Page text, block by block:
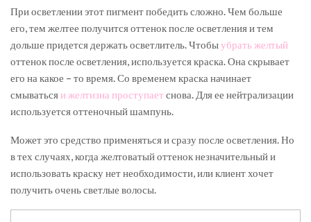
При осветлении этот пигмент победить сложно. Чем больше
его, тем желтее получится оттенок после осветления и тем
дольше придется держать осветлитель. Чтобыубрать желтый
оттенок после осветления, используется краска. Она скрывает
его на какое – то время. Со временем краска начинает
смыватьсяи желтизна проступаетснова. Для ее нейтрализации
используется оттеночный шампунь.
Может это средство применяться и сразу после осветления. Но
в тех случаях, когда желтоватый оттенок незначительный и
использовать краску нет необходимости, или клиент хочет
получить очень светлые волосы.